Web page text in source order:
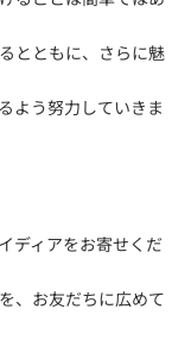
とともに、さらに魅
よう努力していきま
ディアをお寄せくだ
、お友だちに広めて